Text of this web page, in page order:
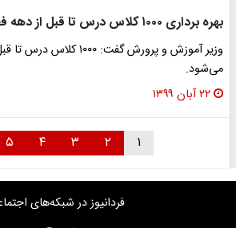
بهره برداری ۱۰۰۰ کلاس درس تا قبل از دهه فجر
وزیر آموزش و پرورش گفت:
می‌شود.
۲۲ آبان ۱۳۹۹
۱ ۲ ۳ ۴ ۵
فردانیوز در شبکه‌های